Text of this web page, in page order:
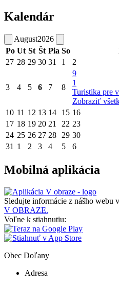
Kalendár
August2026
Po Ut St Št Pia So
27 28 29 30 31 1 2
3 4 5 6 7 8
9
1
Turistika pre
Zobraziť
10 11 12 13 14 15 16
17 18 19 20 21 22 23
24 25 26 27 28 29 30
31 1 2 3 4 5 6
Mobilná aplikácia
Sledujte informácie z nášho webu v
V OBRAZE.
Voľne k stiahnutiu:
Obec Doľany
Adresa